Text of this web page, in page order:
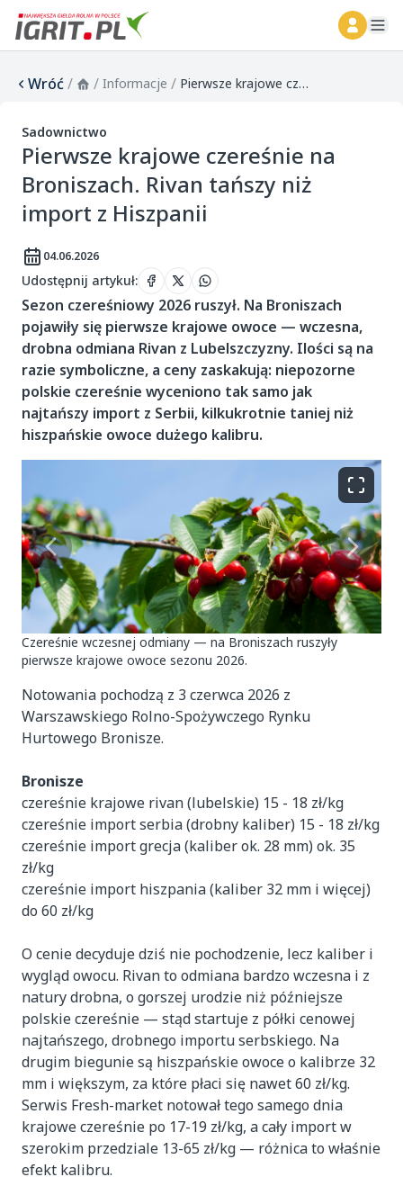
Wróć/ / Informacje / Pierwsze krajowe czereśnie na Broniszach. Rivan tańszy niż import z Hiszpanii
Sadownictwo
Pierwsze krajowe czereśnie na
Broniszach. Rivan tańszy niż
import z Hiszpanii
04.06.2026
Udostępnij artykuł:
Sezon czereśniowy 2026 ruszył. Na Broniszach
pojawiły się pierwsze krajowe owoce — wczesna,
drobna odmiana Rivan z Lubelszczyzny. Ilości są na
razie symboliczne, a ceny zaskakują: niepozorne
polskie czereśnie wyceniono tak samo jak
najtańszy import z Serbii, kilkukrotnie taniej niż
hiszpańskie owoce dużego kalibru.
Czereśnie wczesnej odmiany — na Broniszach ruszyły
pierwsze krajowe owoce sezonu 2026.
Notowania pochodzą z 3 czerwca 2026 z
Warszawskiego Rolno-Spożywczego Rynku
Hurtowego Bronisze.
Bronisze
czereśnie krajowe rivan (lubelskie) 15 - 18 zł/kg
czereśnie import serbia (drobny kaliber) 15 - 18 zł/kg
czereśnie import grecja (kaliber ok. 28 mm) ok. 35
zł/kg
czereśnie import hiszpania (kaliber 32 mm i więcej)
do 60 zł/kg
O cenie decyduje dziś nie pochodzenie, lecz kaliber i
wygląd owocu. Rivan to odmiana bardzo wczesna i z
natury drobna, o gorszej urodzie niż późniejsze
polskie czereśnie — stąd startuje z półki cenowej
najtańszego, drobnego importu serbskiego. Na
drugim biegunie są hiszpańskie owoce o kalibrze 32
mm i większym, za które płaci się nawet 60 zł/kg.
Serwis Fresh-market notował tego samego dnia
krajowe czereśnie po 17-19 zł/kg, a cały import w
szerokim przedziale 13-65 zł/kg — różnica to właśnie
efekt kalibru.